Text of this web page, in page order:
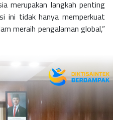
merupakan langkah penting
ini tidak hanya memperkuat
meraih pengalaman global,”